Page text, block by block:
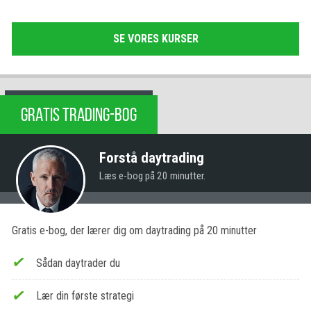
SE VORES KURSER
GRATIS TRADING-BOG
Forstå daytrading
Læs e-bog på 20 minutter.
Gratis e-bog, der lærer dig om daytrading på 20 minutter
Sådan daytrader du
Lær din første strategi